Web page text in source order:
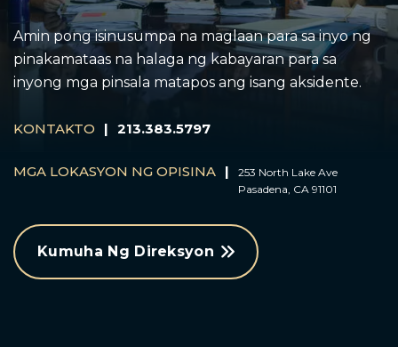
Amin pong isinusumpa na maglaan para sa inyo ng
pinakamataas na halaga ng kabayaran para sa
inyong mga pinsala matapos ang isang aksidente.
KONTAKTO | 213.383.5797
MGA LOKASYON NG OPISINA |
253 North Lake Ave
Pasadena, CA 91101
Kumuha Ng Direksyon